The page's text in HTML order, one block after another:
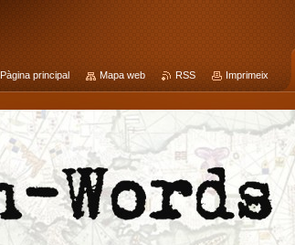
Pàgina principal Mapa web RSS Imprimeix